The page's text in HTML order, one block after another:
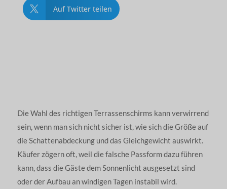
 Auf Twitter teilen
Die Wahl des richtigen Terrassenschirms kann verwirrend
sein, wenn man sich nicht sicher ist, wie sich die Größe auf
die Schattenabdeckung und das Gleichgewicht auswirkt.
Käufer zögern oft, weil die falsche Passform dazu führen
kann, dass die Gäste dem Sonnenlicht ausgesetzt sind
oder der Aufbau an windigen Tagen instabil wird.